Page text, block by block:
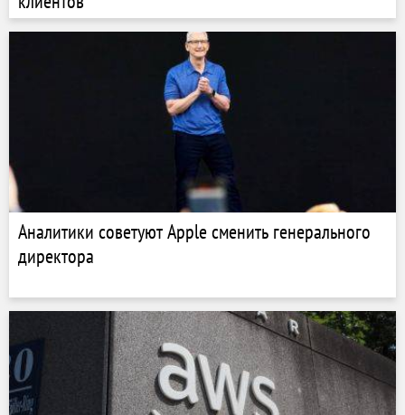
Аналитики советуют Apple сменить генерального
директора